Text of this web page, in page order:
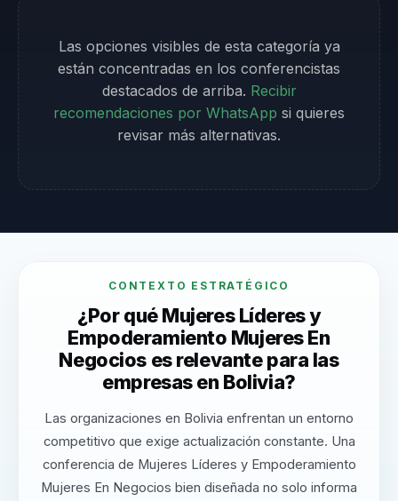
Las opciones visibles de esta categoría ya
están concentradas en los conferencistas
destacados de arriba. Recibir
recomendaciones por WhatsApp si quieres
revisar más alternativas.
CONTEXTO ESTRATÉGICO
¿Por qué Mujeres Líderes y
Empoderamiento Mujeres En
Negocios es relevante para las
empresas en Bolivia?
Las organizaciones en Bolivia enfrentan un entorno
competitivo que exige actualización constante. Una
conferencia de Mujeres Líderes y Empoderamiento
Mujeres En Negocios bien diseñada no solo informa